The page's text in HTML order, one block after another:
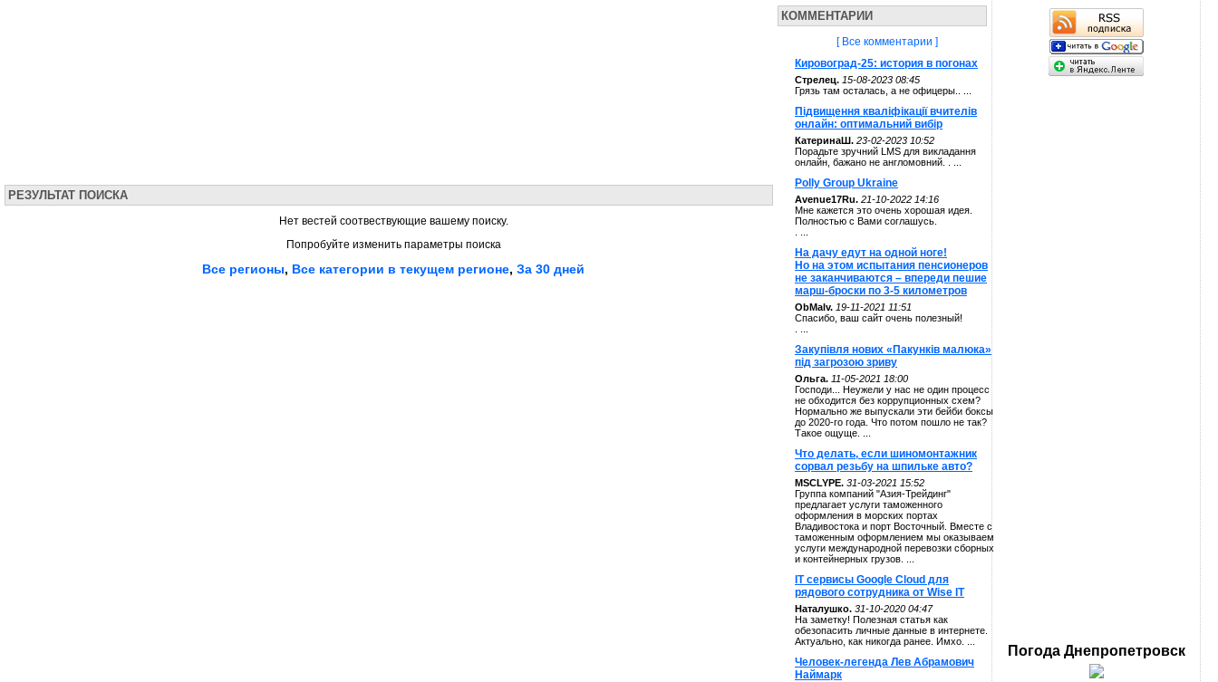
РЕЗУЛЬТАТ ПОИСКА
Нет вестей соотвествующие вашему поиску.
Попробуйте изменить параметры поиска
Все регионы, Все категории в текущем регионе, За 30 дней
КОММЕНТАРИИ
[ Все комментарии ]
Кировоград-25: история в погонах
Стрелец. 15-08-2023 08:45
Грязь там осталась, а не офицеры.. ...
Підвищення кваліфікації вчителів
онлайн: оптимальний вибір
КатеринаШ. 23-02-2023 10:52
Порадьте зручний LMS для викладання
онлайн, бажано не англомовний. . ...
Polly Group Ukraine
Avenue17Ru. 21-10-2022 14:16
Мне кажется это очень хорошая идея.
Полностью с Вами соглашусь.
На дачу едут на одной ноге!
Но на этом испытания пенсионеров
не заканчиваются – впереди пешие
марш-броски по 3-5 километров
ОbMalv. 19-11-2021 11:51
Спасибо, ваш сайт очень полезный!
Закупівля нових «Пакунків малюка»
під загрозою зриву
Ольга. 11-05-2021 18:00
Господи... Неужели у нас не один процесс
не обходится без коррупционных схем?
Нормально же выпускали эти бейби боксы
до 2020-го года. Что потом пошло не так?
Такое ощуще. ...
Что делать, если шиномонтажник
сорвал резьбу на шпильке авто?
MSCLYPE. 31-03-2021 15:52
Группа компаний "Азия-Трейдинг"
предлагает услуги таможенного
оформления в морских портах
Владивостока и порт Восточный. Вместе с
таможенным оформлением мы оказываем
услуги международной перевозки сборных
и контейнерных грузов. ...
IT сервисы Google Cloud для
рядового сотрудника от Wise IT
Наталушко. 31-10-2020 04:47
На заметку! Полезная статья как
обезопасить личные данные в интернете.
Актуально, как никогда ранее. Имхо. ...
Человек-легенда Лев Абрамович
Наймарк
Погода Днепропетровск